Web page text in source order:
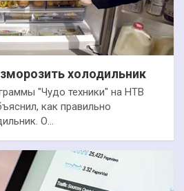
холодильник
"Чудо техники" на НТВ
как правильно
О…